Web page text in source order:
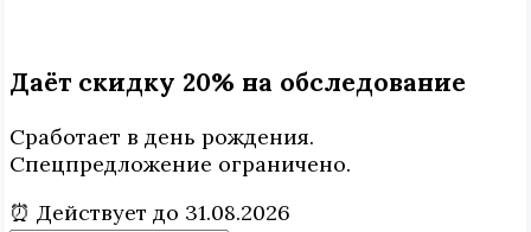
Даёт скидку 20% на обследование
Сработает в день рождения.
Спецпредложение ограничено.
⏰ Действует до 31.08.2026